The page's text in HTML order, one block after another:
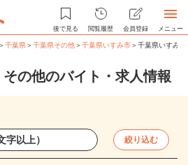
後で見る 閲覧履歴 会員登録 メニュー
＞千葉県＞千葉県その他＞千葉県いすみ市＞千葉県いすみ
の他のバイト・求人情報
絞り込む